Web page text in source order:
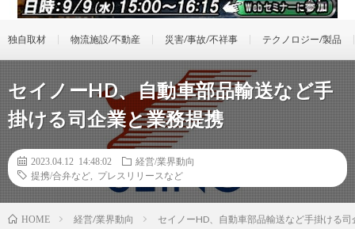
独自取材 物流施設/不動産 災害/事故/不祥事 テクノロジー/製品
セイノーHD、自動車部品輸送など手
掛ける司企業と業務提携
2023.04.12 14:48:02
経営/業界動向
提携/合弁など
プレスリリースなど
HOME 経営/業界動向 セイノーHD、自動車部品輸送など手掛ける